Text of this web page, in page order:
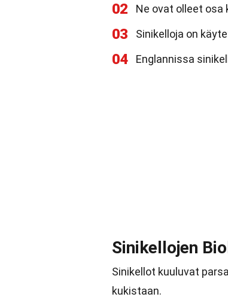
02 Ne ovat olleet osa
03 Sinikelloja on
04 Englannissa
Sinikellojen
Sinikellot kuuluvat
kukistaan.